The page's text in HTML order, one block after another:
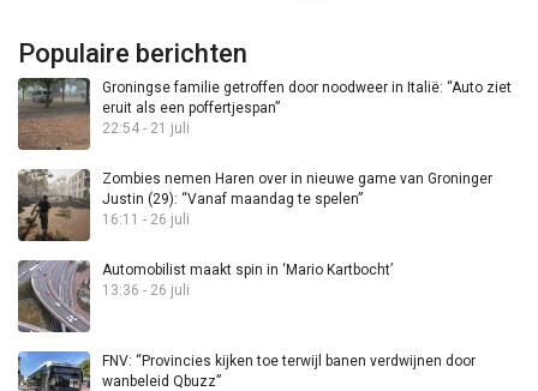
Populaire berichten
Groningse familie getroffen door noodweer in Italië: “Auto ziet
eruit als een poffertjespan”
22:54 - 21 juli
Zombies nemen Haren over in nieuwe game van Groninger
Justin (29): “Vanaf maandag te spelen”
16:11 - 26 juli
Automobilist maakt spin in ‘Mario Kartbocht’
13:36 - 26 juli
FNV: “Provincies kijken toe terwijl banen verdwijnen door
wanbeleid Qbuzz”